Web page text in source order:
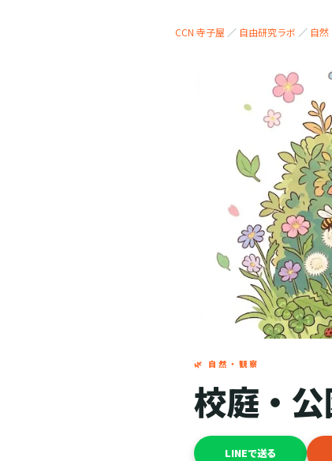
CCN 寺子屋 ／ 自由研究ラボ ／ 自然
🌿 自然・観察
校庭・
LINEで送る